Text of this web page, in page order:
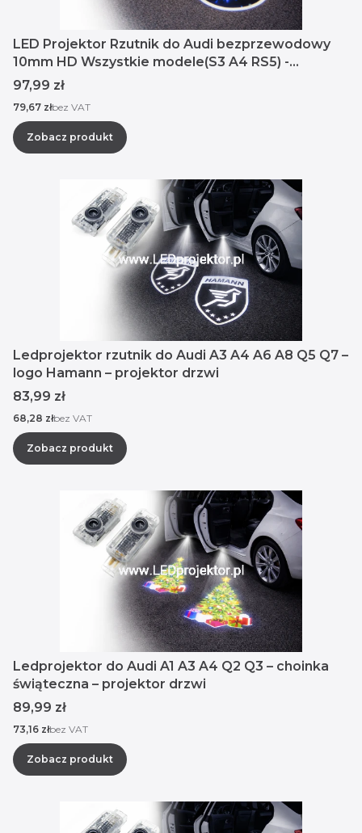
LED Projektor Rzutnik do Audi bezprzewodowy
10mm HD Wszystkie modele(S3 A4 RS5) -
Kolorowe Serce
Cena
97,99 zł
Cena
79,67 złbez VAT
Zobacz produkt
Ledprojektor rzutnik do Audi A3 A4 A6 A8 Q5 Q7 –
logo Hamann – projektor drzwi
Cena
83,99 zł
Cena
68,28 złbez VAT
Zobacz produkt
Ledprojektor do Audi A1 A3 A4 Q2 Q3 – choinka
świąteczna – projektor drzwi
Cena
89,99 zł
Cena
73,16 złbez VAT
Zobacz produkt